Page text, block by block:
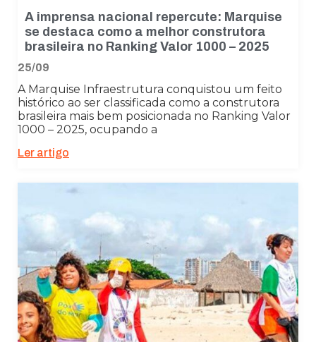
A imprensa nacional repercute: Marquise
se destaca como a melhor construtora
brasileira no Ranking Valor 1000 – 2025
25/09
A Marquise Infraestrutura conquistou um feito
histórico ao ser classificada como a construtora
brasileira mais bem posicionada no Ranking Valor
1000 – 2025, ocupando a
Ler artigo